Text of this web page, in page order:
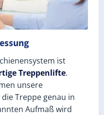
ist
Treppenlifte.
unsere
die Treppe genau in
Aufmaß wird